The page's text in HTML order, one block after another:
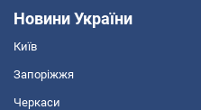
Новини України
Київ
Запоріжжя
Черкаси